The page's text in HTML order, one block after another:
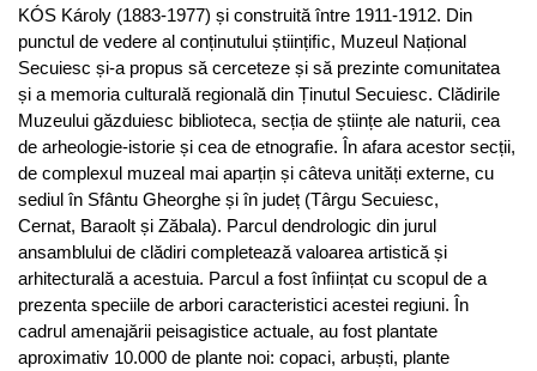
KÓS Károly (1883-1977) și construită între 1911-1912. Din
punctul de vedere al conținutului științiﬁc, Muzeul Național
Secuiesc și-a propus să cerceteze și să prezinte comunitatea
și a memoria culturală regională din Ținutul Secuiesc. Clădirile
Muzeului găzduiesc biblioteca, secția de științe ale naturii, cea
de arheologie-istorie și cea de etnograﬁe. În afara acestor secții,
de complexul muzeal mai aparțin și câteva unități externe, cu
sediul în Sfântu Gheorghe și în județ (Târgu Secuiesc,
Cernat, Baraolt și Zăbala). Parcul dendrologic din jurul
ansamblului de clădiri completează valoarea artistică și
arhitecturală a acestuia. Parcul a fost înﬁințat cu scopul de a
prezenta speciile de arbori caracteristici acestei regiuni. În
cadrul amenajării peisagistice actuale, au fost plantate
aproximativ 10.000 de plante noi: copaci, arbuști, plante